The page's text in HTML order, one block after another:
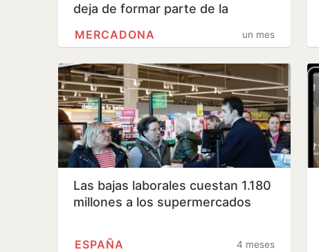
deja de formar parte de la
un mes
MERCADONA
Las bajas laborales cuestan 1.180
millones a los supermercados
4 meses
ESPAÑA